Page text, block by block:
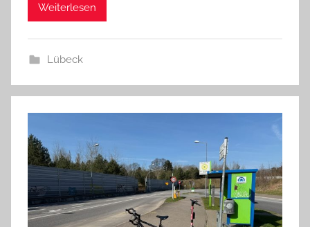
Weiterlesen
Lübeck